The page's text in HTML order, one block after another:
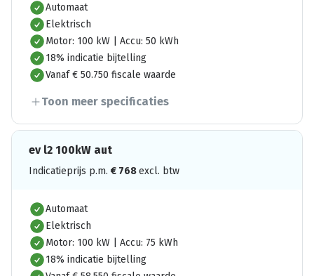
Automaat
Elektrisch
Motor: 100 kW | Accu: 50 kWh
18% indicatie bijtelling
Vanaf € 50.750 fiscale waarde
Toon meer specificaties
ev l2 100kW aut
Indicatieprijs p.m. € 768excl. btw
Automaat
Elektrisch
Motor: 100 kW | Accu: 75 kWh
18% indicatie bijtelling